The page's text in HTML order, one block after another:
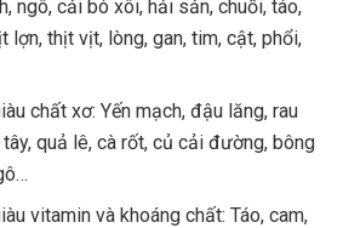
ngô, cải bó xôi, hải sản, chuối, táo,
lợn, thịt vịt, lòng, gan, tim, cật, phổi,
chất xơ: Yến mạch, đậu lăng, rau
quả lê, cà rốt, củ cải đường, bông
vitamin và khoáng chất: Táo, cam,